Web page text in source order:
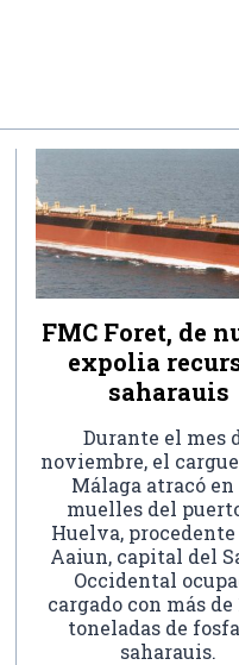
FMC Foret, de
expolia
saharauis
Durante el mes
noviembre, el
Málaga atracó en
muelles del
Huelva, procedente
Aaiun, capital del
Occidental
cargado con más de
toneladas de
saharauis.